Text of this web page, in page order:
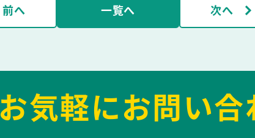
前へ 一覧へ 次へ
お気軽にお問い